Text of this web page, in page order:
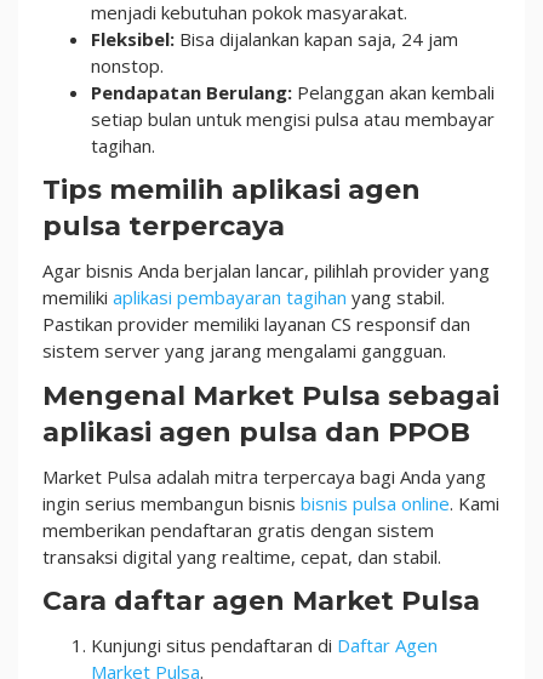
menjadi kebutuhan pokok masyarakat.
Fleksibel: Bisa dijalankan kapan saja, 24 jam
nonstop.
Pendapatan Berulang: Pelanggan akan kembali
setiap bulan untuk mengisi pulsa atau membayar
tagihan.
Tips memilih aplikasi agen
pulsa terpercaya
Agar bisnis Anda berjalan lancar, pilihlah provider yang
memiliki aplikasi pembayaran tagihan yang stabil.
Pastikan provider memiliki layanan CS responsif dan
sistem server yang jarang mengalami gangguan.
Mengenal Market Pulsa sebagai
aplikasi agen pulsa dan PPOB
Market Pulsa adalah mitra terpercaya bagi Anda yang
ingin serius membangun bisnis bisnis pulsa online. Kami
memberikan pendaftaran gratis dengan sistem
transaksi digital yang realtime, cepat, dan stabil.
Cara daftar agen Market Pulsa
Kunjungi situs pendaftaran di Daftar Agen
Market Pulsa.